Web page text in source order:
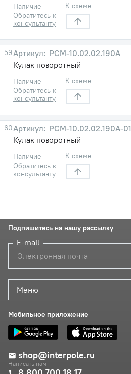
Наличие
Обратитесь к
консультанту
К схеме
59
РСМ-10.02.02.190А
Кулак поворотный
Наличие
Обратитесь к
консультанту
К схеме
60
РСМ-10.02.02.190А-01
Кулак поворотный
Наличие
Обратитесь к
консультанту
К схеме
Меню
Мобильное приложение
shop@interpole.ru
Написать нам
Подпишитесь на нашу рассылку
E-mail